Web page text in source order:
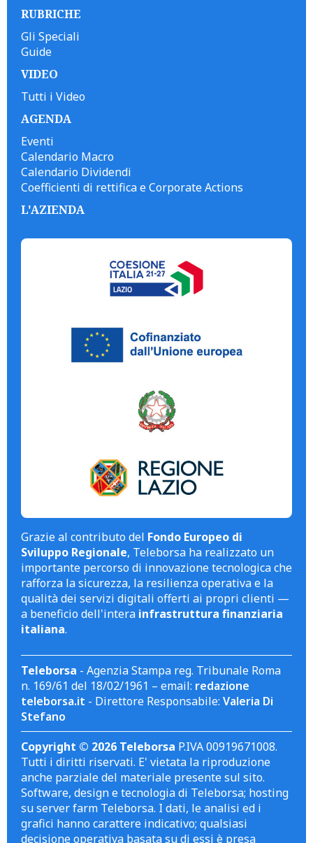
RUBRICHE
Gli Speciali
Guide
VIDEO
Tutti i Video
AGENDA
Eventi
Calendario Macro
Calendario Dividendi
Coefficienti di rettifica e Corporate Actions
L'AZIENDA
Grazie al contributo del Fondo Europeo di
Sviluppo Regionale, Teleborsa ha realizzato un
importante percorso di innovazione tecnologica che
rafforza la sicurezza, la resilienza operativa e la
qualità dei servizi digitali offerti ai propri clienti —
a beneficio dell'intera infrastruttura finanziaria
italiana.
Teleborsa - Agenzia Stampa reg. Tribunale Roma
n. 169/61 del 18/02/1961 – email: redazione
teleborsa.it - Direttore Responsabile: Valeria Di
Stefano
Copyright © 2026 Teleborsa P.IVA 00919671008.
Tutti i diritti riservati. E' vietata la riproduzione
anche parziale del materiale presente sul sito.
Software, design e tecnologia di Teleborsa; hosting
su server farm Teleborsa. I dati, le analisi ed i
grafici hanno carattere indicativo; qualsiasi
decisione operativa basata su di essi è presa